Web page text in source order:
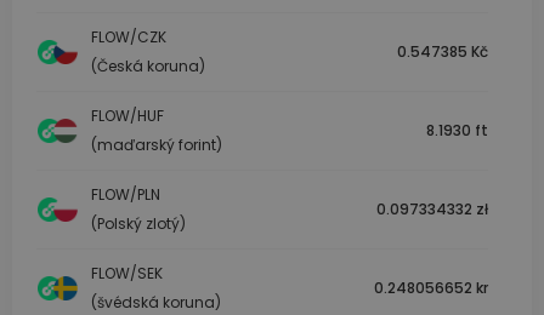
FLOW/CZK
(Česká koruna)
0.547385 Kč
FLOW/HUF
(maďarský forint)
8.1930 ft
FLOW/PLN
(Polský zlotý)
0.097334332 zł
FLOW/SEK
(švédská koruna)
0.248056652 kr